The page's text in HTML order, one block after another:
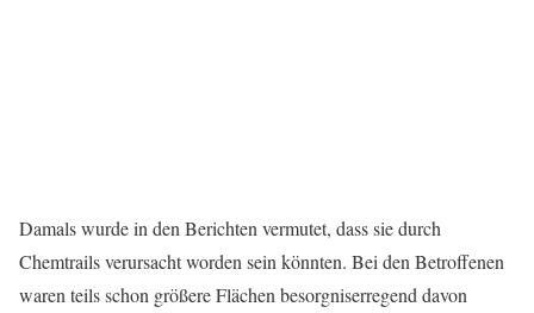
Damals wurde in den Berichten vermutet, dass sie durch
Chemtrails verursacht worden sein könnten. Bei den Betroffenen
waren teils schon größere Flächen besorgniserregend davon